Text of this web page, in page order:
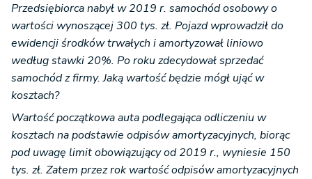
Przedsiębiorca nabył w 2019 r. samochód osobowy o
wartości wynoszącej 300 tys. zł. Pojazd wprowadził do
ewidencji środków trwałych i amortyzował liniowo
według stawki 20%. Po roku zdecydował sprzedać
samochód z firmy. Jaką wartość będzie mógł ująć w
kosztach?
Wartość początkowa auta podlegająca odliczeniu w
kosztach na podstawie odpisów amortyzacyjnych, biorąc
pod uwagę limit obowiązujący od 2019 r., wyniesie 150
tys. zł. Zatem przez rok wartość odpisów amortyzacyjnych